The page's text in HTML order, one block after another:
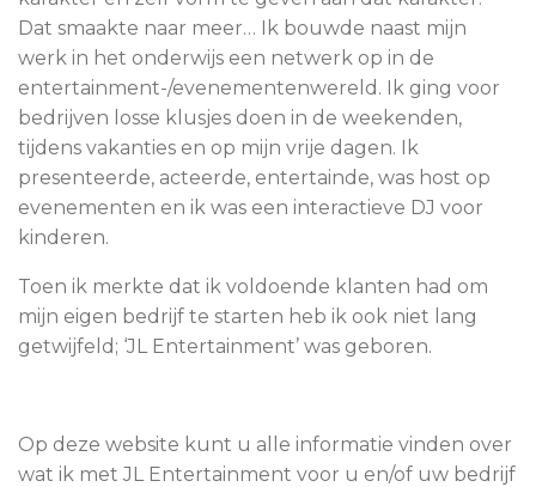
Dat smaakte naar meer… Ik bouwde naast mijn
werk in het onderwijs een netwerk op in de
entertainment-/evenementenwereld. Ik ging voor
bedrijven losse klusjes doen in de weekenden,
tijdens vakanties en op mijn vrije dagen. Ik
presenteerde, acteerde, entertainde, was host op
evenementen en ik was een interactieve DJ voor
kinderen.
Toen ik merkte dat ik voldoende klanten had om
mijn eigen bedrijf te starten heb ik ook niet lang
getwijfeld; ‘JL Entertainment’ was geboren.
Op deze website kunt u alle informatie vinden over
wat ik met JL Entertainment voor u en/of uw bedrijf